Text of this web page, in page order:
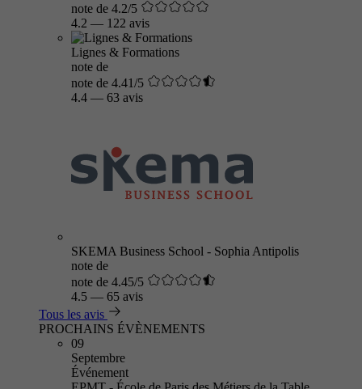
note de 4.2/5
4.2 — 122 avis
Lignes & Formations
note de
note de 4.41/5
4.4 — 63 avis
SKEMA Business School - Sophia Antipolis
note de
note de 4.45/5
4.5 — 65 avis
Tous les avis
PROCHAINS ÉVÈNEMENTS
09
Septembre
Événement